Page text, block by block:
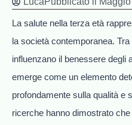
La salute nella terza età
la società contemporanea.
influenzano il benessere degli
emerge come un elemento
profondamente sulla qualità e
ricerche hanno dimostrato